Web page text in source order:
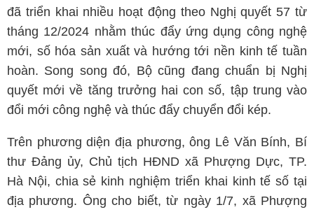
đã triển khai nhiều hoạt động theo Nghị quyết 57 từ
tháng 12/2024 nhằm thúc đẩy ứng dụng công nghệ
mới, số hóa sản xuất và hướng tới nền kinh tế tuần
hoàn. Song song đó, Bộ cũng đang chuẩn bị Nghị
quyết mới về tăng trưởng hai con số, tập trung vào
đổi mới công nghệ và thúc đẩy chuyển đổi kép.
Trên phương diện địa phương, ông Lê Văn Bính, Bí
thư Đảng ủy, Chủ tịch HĐND xã Phượng Dực, TP.
Hà Nội, chia sẻ kinh nghiệm triển khai kinh tế số tại
địa phương. Ông cho biết, từ ngày 1/7, xã Phượng